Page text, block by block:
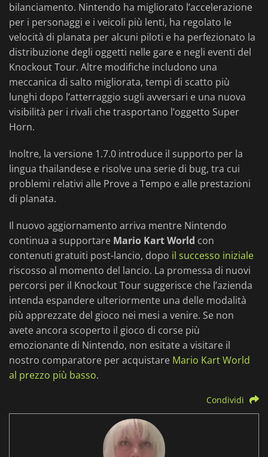
bilanciamento. Nintendo ha migliorato l’accelerazione
per i personaggi e i veicoli più lenti, ha regolato le
velocità di planata per alcuni piloti e ha perfezionato la
distribuzione degli oggetti nelle gare e negli eventi del
Knockout Tour. Altre modifiche includono una
meccanica di salto migliorata, tempi di scatto più
lunghi dopo l’atterraggio sugli avversari e una nuova
visibilità per i rivali che trasportano l’oggetto Super
Horn.
Inoltre, la versione 1.7.0 introduce il supporto per la
lingua thailandese e risolve una serie di bug, tra cui
problemi relativi alle Prove a Tempo e alle prestazioni
di planata.
Il nuovo aggiornamento arriva mentre Nintendo
continua a supportare Mario Kart World con
contenuti gratuiti post-lancio, dopo il successo iniziale
riscosso al momento del lancio. La promessa di nuovi
percorsi per il Knockout Tour suggerisce che l’azienda
intenda espandere ulteriormente una delle modalità
più apprezzate del gioco nei mesi a venire. Se non
avete ancora scoperto il gioco di corse più
emozionante di Nintendo, non esitate a visitare il
nostro comparatore per acquistare Mario Kart World
al prezzo più basso.
Condividi